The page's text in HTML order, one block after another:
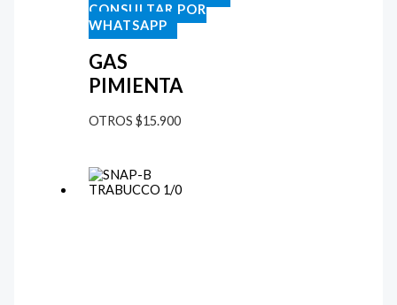
CONSULTAR POR
WHATSAPP
GAS
PIMIENTA
OTROS $15.900